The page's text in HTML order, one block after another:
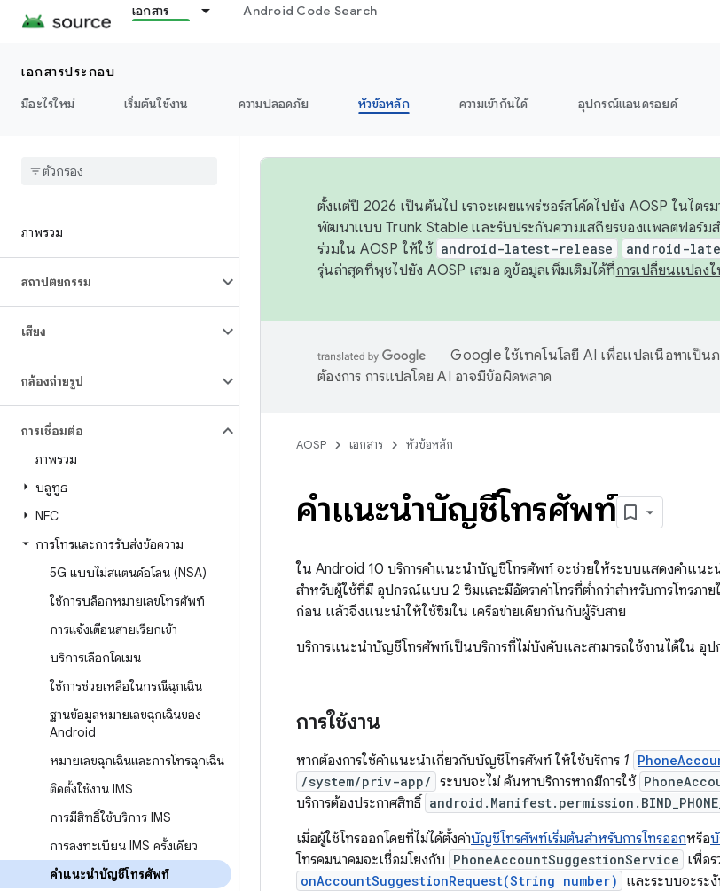
เอกสาร Android Code Search
เอกสารประกอบ
มีอะไรใหม่
เริ่มต้นใช้งาน ความปลอดภัย หัวข้อหลัก ความเข้ากันได้ อุปกรณ์แอนดรอยด์
ภาพรวม
สถาปัตยกรรม
เสียง
กล้องถ่ายรูป
การเชื่อมต่อ
ภาพรวม
บลูทูธ
NFC
การโทรและการรับส่งข้อความ
5G แบบไม่สแตนด์อโลน (NSA)
ใช้การบล็อกหมายเลขโทรศัพท์
การแจ้งเตือนสายเรียกเข้า
บริการเลือกโดเมน
ใช้การช่วยเหลือในกรณีฉุกเฉิน
ฐานข้อมูลหมายเลขฉุกเฉินของ
Android
หมายเลขฉุกเฉินและการโทรฉุกเฉิน
ติดตั้งใช้งาน IMS
การมีสิทธิ์ใช้บริการ IMS
การลงทะเบียน IMS ครั้งเดียว
คำแนะนำบัญชีโทรศัพท์
ตั้งแต่ปี 2026 เป็นต้นไป เราจะเผยแพร่ซอร์สโค้ดไปยัง AOSP ในไตร
พัฒนาแบบ Trunk Stable และรับประกันความเสถียรของแพลตฟอร์มส
ร่วมใน AOSP ให้ใช้ android-latest-release android-
รุ่นล่าสุดที่พุชไปยัง AOSP เสมอ ดูข้อมูลเพิ่มเติมได้ที่การเปลี่ยนแปลง
Google ใช้เทคโนโลยี AI เพื่อแปลเนื้อหาเป็
ต้องการ การแปลโดย AI อาจมีข้อผิดพลาด
AOSP เอกสาร หัวข้อหลัก
คำแนะนำบัญชีโทรศัพท์
ใน Android 10 บริการคำแนะนำบัญชีโทรศัพท์ จะช่วยให้ระบบแสดงคำแน
สำหรับผู้ใช้ที่มี อุปกรณ์แบบ 2 ซิมและมีอัตราค่าโทรที่ต่ำกว่าสำหรับการโทรภาย
ก่อน แล้วจึงแนะนำให้ใช้ซิมใน เครือข่ายเดียวกันกับผู้รับสาย
บริการแนะนำบัญชีโทรศัพท์เป็นบริการที่ไม่บังคับและสามารถใช้งานได้ใน อุ
การใช้งาน
หากต้องการใช้คำแนะนำเกี่ยวกับบัญชีโทรศัพท์ ให้ใช้บริการ 1
/system/priv-app/ ระบบจะไม่ ค้นหาบริการหากมีการใช้
บริการต้องประกาศสิทธิ์
เมื่อผู้ใช้โทรออกโดยที่ไม่ได้ตั้งค่าบัญชีโทรศัพท์เริ่มต้นสำหรับการโทรออกหรือ
โทรคมนาคมจะเชื่อมโยงกับ PhoneAccountSuggestionService เพื่อ
onAccountSuggestionRequest(String number) และระบบจะระ